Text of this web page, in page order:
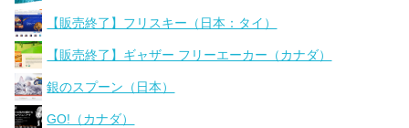
【販売終了】フリスキー（日本：タイ）
【販売終了】ギャザー フリーエーカー（カナダ）
銀のスプーン（日本）
GO!（カナダ）